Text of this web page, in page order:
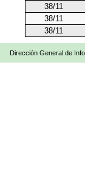
38/11
38/11
38/11
Dirección General de